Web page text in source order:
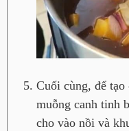
Cuối cùng, để tạo
muỗng canh tinh
cho vào nồi và